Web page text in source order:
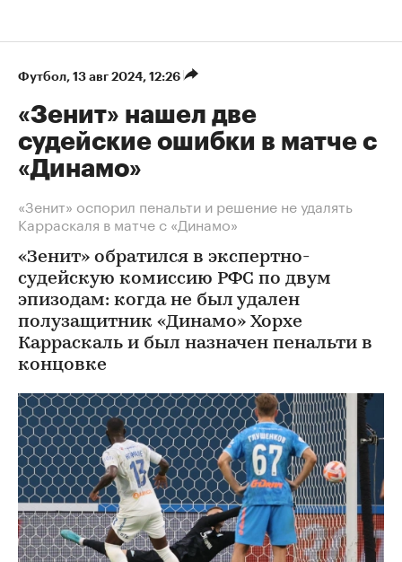
Футбол⁠, 13 авг 2024, 12:26
«Зенит» нашел две
судейские ошибки в матче с
«Динамо»
«Зенит» оспорил пенальти и решение не удалять
Карраскаля в матче с «Динамо»
«Зенит» обратился в экспертно-
судейскую комиссию РФС по двум
эпизодам: когда не был удален
полузащитник «Динамо» Хорхе
Карраскаль и был назначен пенальти в
концовке